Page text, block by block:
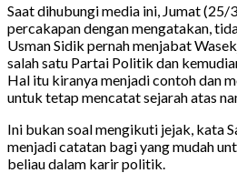
Saat dihubungi media ini, Jumat
percakapan dengan mengatakan,
Usman Sidik pernah menjabat
salah satu Partai Politik dan
Hal itu kiranya menjadi contoh dan
untuk tetap mencatat sejarah atas
Ini bukan soal mengikuti jejak, kata
menjadi catatan bagi yang mudah
beliau dalam karir politik.